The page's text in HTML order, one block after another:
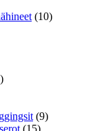
(10)
(9)